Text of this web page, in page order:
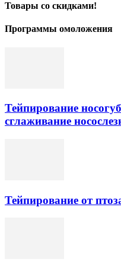
Товары со скидками!
Программы омоложения
Тейпирование
сглаживание
Тейпирование от